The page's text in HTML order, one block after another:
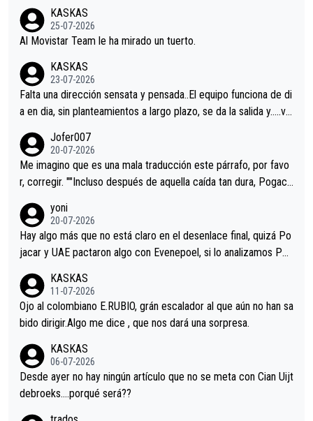
KASKAS
25-07-2026
Al Movistar Team le ha mirado un tuerto.
KASKAS
23-07-2026
Falta una dirección sensata y pensada..El equipo funciona de di
a en dia, sin planteamientos a largo plazo, se da la salida y…..ve
Minguez, Velez etc etc.Me da pena vivir estos momentos tan
tristes sin victorias.
Jofer007
20-07-2026
Me imagino que es una mala traducción este párrafo, por favo
r, corregir. ""Incluso después de aquella caída tan dura, Pogaca
permaneció pegado a su rueda. Parecía increíble la forma en l
a que era capaz de controlar el miedo", recordó."
yoni
20-07-2026
Hay algo más que no está claro en el desenlace final, quizá Po
jacar y UAE pactaron algo con Evenepoel, si lo analizamos Poj
i sin pedalear, luego está el saludo con Evenepoel dándose la
mano de una manera muy fraternal, más allá de los típicos toqu
es en el hombro con que saludaba a Vingegard. Ahí hubo una in
eta, a ver si por querer poner a Del Toro con calzador en posi
ción de podio UAE y Pojacar se van complicar el tour.
KASKAS
11-07-2026
Ojo al colombiano E.RUBIO, grán escalador al que aún no han sa
bido dirigir.Algo me dice , que nos dará una sorpresa.
KASKAS
06-07-2026
Desde ayer no hay ningún artículo que no se meta con Cian Uijt
debroeks….porqué será??